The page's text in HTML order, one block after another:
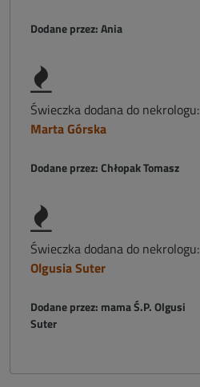
Dodane przez: Ania
Świeczka dodana do nekrologu:
Marta Górska
Dodane przez: Chłopak Tomasz
Świeczka dodana do nekrologu:
Olgusia Suter
Dodane przez: mama Ś.P. Olgusi
Suter